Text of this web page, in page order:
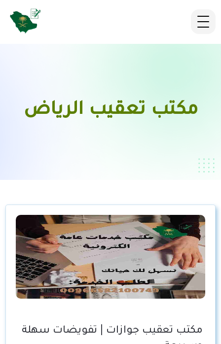
مكتب تعقيب الرياض
مكتب تعقيب جوازات | تفويضات سهلة